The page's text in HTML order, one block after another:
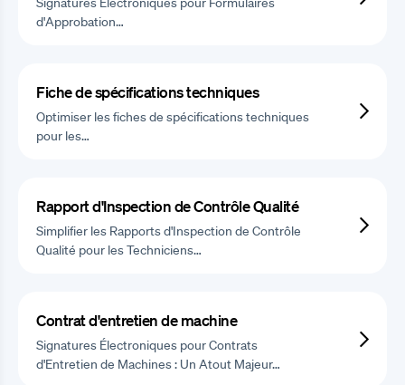
d'Approbation…
Fiche de spécifications techniques
Optimiser les fiches de spécifications techniques
pour les…
Rapport d'Inspection de Contrôle Qualité
Simplifier les Rapports d'Inspection de Contrôle
Qualité pour les Techniciens…
Contrat d'entretien de machine
Signatures Électroniques pour Contrats
d'Entretien de Machines : Un Atout Majeur…